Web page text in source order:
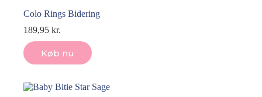
Colo Rings Bidering
189,95 kr.
Køb nu